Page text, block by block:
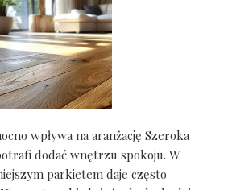
wpływa na aranżację Szeroka
dodać wnętrzu spokoju. W
parkietem daje często